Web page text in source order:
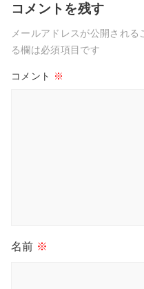
コメントを残す
メールアドレスが公開される
る欄は必須項目です
コメント ※
名前 ※